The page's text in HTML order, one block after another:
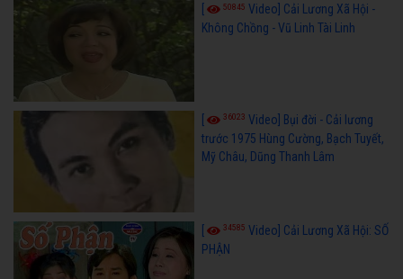
50845 Video] Cải Lương Xã Hội -
Không Chồng - Vũ Linh Tài Linh
36023 Video] Bụi đời - Cải lương
trước 1975 Hùng Cường, Bạch Tuyết,
Mỹ Châu, Dũng Thanh Lâm
34585 Video] Cải Lương Xã Hội: SỐ
PHẬN